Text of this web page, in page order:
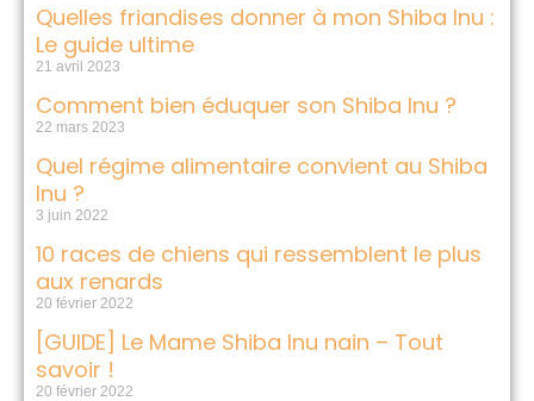
Quelles friandises donner à mon Shiba Inu :
Le guide ultime
21 avril 2023
Comment bien éduquer son Shiba Inu ?
22 mars 2023
Quel régime alimentaire convient au Shiba
Inu ?
3 juin 2022
10 races de chiens qui ressemblent le plus
aux renards
20 février 2022
[GUIDE] Le Mame Shiba Inu nain – Tout
savoir !
20 février 2022